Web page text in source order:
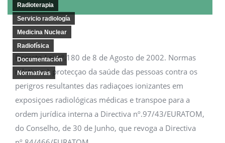
Radioterapia
Servicio radiología
Medicina Nuclear
Radiofísica
Documentación
Normativas
Decreto-Lei nº.180 de 8 de Agosto de 2002. Normas
relativas à protecçao da saúde das pessoas contra os
perigros resultantes das radiaçoes ionizantes em
exposiçoes radiológicas médicas e transpoe para a
ordem jurídica interna a Directiva nº.97/43/EURATOM,
do Conselho, de 30 de Junho, que revoga a Directiva